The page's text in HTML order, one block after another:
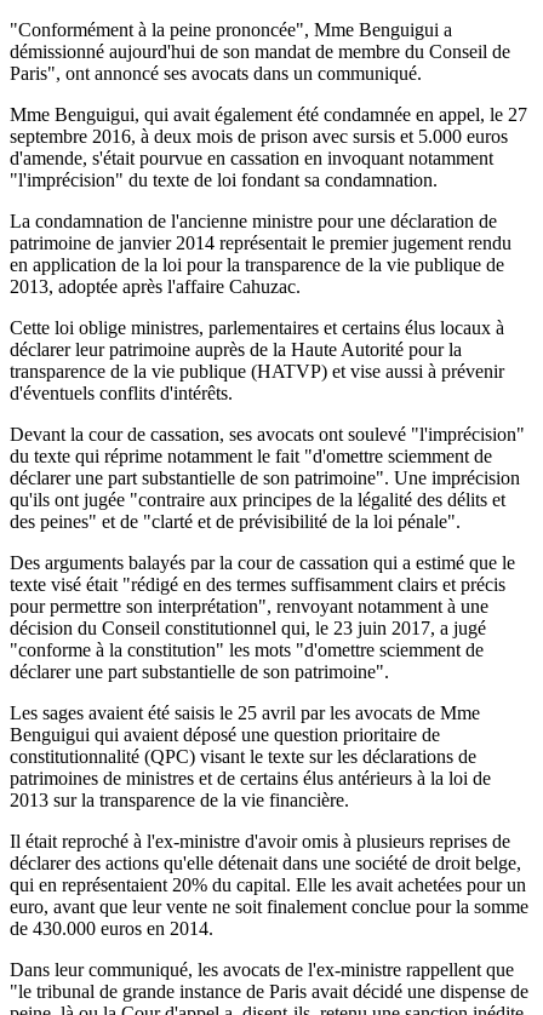
"Conformément à la peine prononcée", Mme Benguigui a
démissionné aujourd'hui de son mandat de membre du Conseil de
Paris", ont annoncé ses avocats dans un communiqué.
Mme Benguigui, qui avait également été condamnée en appel, le 27
septembre 2016, à deux mois de prison avec sursis et 5.000 euros
d'amende, s'était pourvue en cassation en invoquant notamment
"l'imprécision" du texte de loi fondant sa condamnation.
La condamnation de l'ancienne ministre pour une déclaration de
patrimoine de janvier 2014 représentait le premier jugement rendu
en application de la loi pour la transparence de la vie publique de
2013, adoptée après l'affaire Cahuzac.
Cette loi oblige ministres, parlementaires et certains élus locaux à
déclarer leur patrimoine auprès de la Haute Autorité pour la
transparence de la vie publique (HATVP) et vise aussi à prévenir
d'éventuels conflits d'intérêts.
Devant la cour de cassation, ses avocats ont soulevé "l'imprécision"
du texte qui réprime notamment le fait "d'omettre sciemment de
déclarer une part substantielle de son patrimoine". Une imprécision
qu'ils ont jugée "contraire aux principes de la légalité des délits et
des peines" et de "clarté et de prévisibilité de la loi pénale".
Des arguments balayés par la cour de cassation qui a estimé que le
texte visé était "rédigé en des termes suffisamment clairs et précis
pour permettre son interprétation", renvoyant notamment à une
décision du Conseil constitutionnel qui, le 23 juin 2017, a jugé
"conforme à la constitution" les mots "d'omettre sciemment de
déclarer une part substantielle de son patrimoine".
Les sages avaient été saisis le 25 avril par les avocats de Mme
Benguigui qui avaient déposé une question prioritaire de
constitutionnalité (QPC) visant le texte sur les déclarations de
patrimoines de ministres et de certains élus antérieurs à la loi de
2013 sur la transparence de la vie financière.
Il était reproché à l'ex-ministre d'avoir omis à plusieurs reprises de
déclarer des actions qu'elle détenait dans une société de droit belge,
qui en représentaient 20% du capital. Elle les avait achetées pour un
euro, avant que leur vente ne soit finalement conclue pour la somme
de 430.000 euros en 2014.
Dans leur communiqué, les avocats de l'ex-ministre rappellent que
"le tribunal de grande instance de Paris avait décidé une dispense de